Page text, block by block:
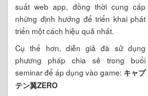
suất web app, đồng thời cung cấp
những định hướng để triển khai phát
triển một cách hiệu quả nhất.
Cụ thể hơn, diễn giả đã sử dụng
phương pháp chia sẻ trong buổi
seminar để áp dụng vào game: キャプ
テン翼ZERO